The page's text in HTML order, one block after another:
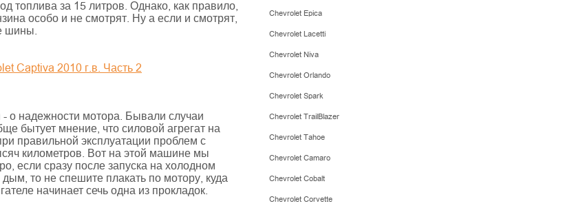
топлива за 15 литров. Однако, как правило,
особо и не смотрят. Ну а если и смотрят,
шины.
- о надежности мотора. Бывали случаи
бытует мнение, что силовой агрегат на
правильной эксплуатации проблем с
километров. Вот на этой машине мы
если сразу после запуска на холодном
то не спешите плакать по мотору, куда
начинает сечь одна из прокладок.
Chevrolet Epica
Chevrolet Lacetti
Chevrolet Niva
Chevrolet Orlando
Chevrolet Spark
Chevrolet TrailBlazer
Chevrolet Tahoe
Chevrolet Camaro
Chevrolet Cobalt
Chevrolet Corvette